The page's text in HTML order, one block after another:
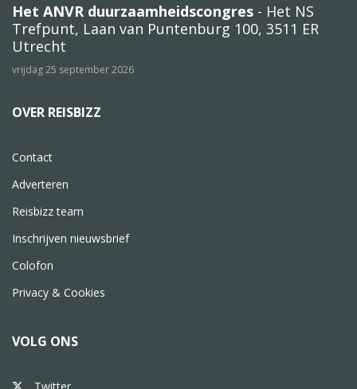
Het ANVR duurzaamheidscongres - Het NS
Trefpunt, Laan van Puntenburg 100, 3511 ER
Utrecht
vrijdag 25 september 2026
OVER REISBIZZ
Contact
Adverteren
Reisbizz team
Inschrijven nieuwsbrief
Colofon
Privacy & Cookies
VOLG ONS